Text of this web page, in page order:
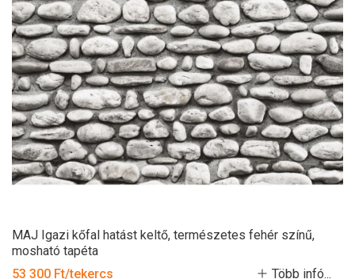
MAJ Igazi kőfal hatást keltő, természetes fehér színű,
mosható tapéta
53 300 Ft/tekercs
Több infó...